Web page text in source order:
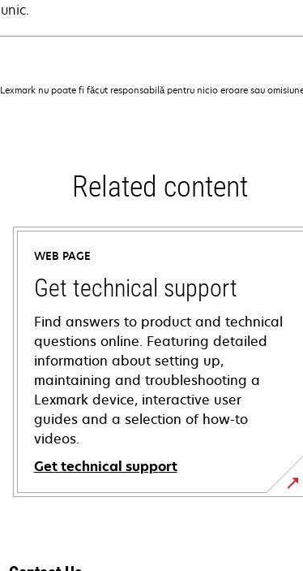
nu poate fi făcut responsabilă pentru nicio eroare sau
Related content
WEB PAGE
Get technical support
Find answers to product and technical
questions online. Featuring detailed
information about setting up,
maintaining and troubleshooting a
Lexmark device, interactive user
guides and a selection of how-to
videos.
Get technical support
opens